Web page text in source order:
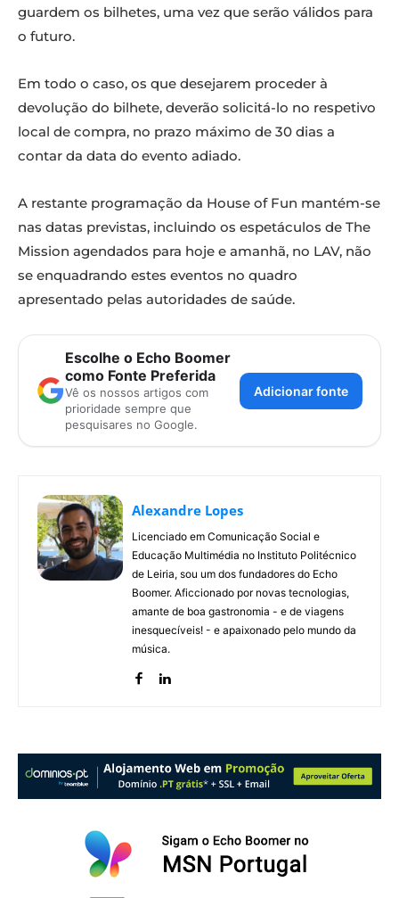
guardem os bilhetes, uma vez que serão válidos para
o futuro.
Em todo o caso, os que desejarem proceder à
devolução do bilhete, deverão solicitá-lo no respetivo
local de compra, no prazo máximo de 30 dias a
contar da data do evento adiado.
A restante programação da House of Fun mantém-se
nas datas previstas, incluindo os espetáculos de The
Mission agendados para hoje e amanhã, no LAV, não
se enquadrando estes eventos no quadro
apresentado pelas autoridades de saúde.
Escolhe o Echo Boomer
como Fonte Preferida
Vê os nossos artigos com
prioridade sempre que
pesquisares no Google.
Adicionar fonte
Alexandre Lopes
Licenciado em Comunicação Social e
Educação Multimédia no Instituto Politécnico
de Leiria, sou um dos fundadores do Echo
Boomer. Aficcionado por novas tecnologias,
amante de boa gastronomia - e de viagens
inesquecíveis! - e apaixonado pelo mundo da
música.